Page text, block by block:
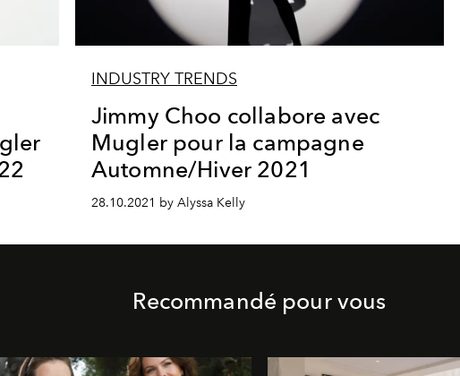
INDUSTRY TRENDS
Jimmy Choo collabore avec
Mugler pour la campagne
Automne/Hiver 2021
28.10.2021 by Alyssa Kelly
Recommandé pour vous